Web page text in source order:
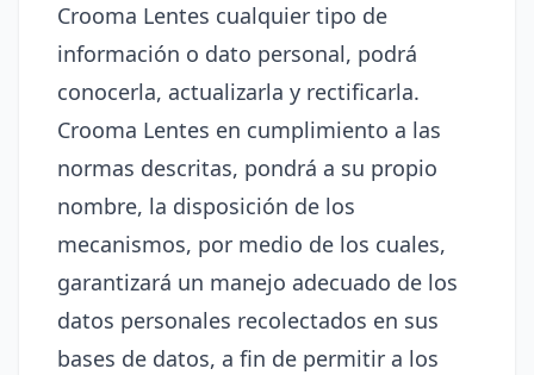
Crooma Lentes cualquier tipo de
información o dato personal, podrá
conocerla, actualizarla y rectificarla.
Crooma Lentes en cumplimiento a las
normas descritas, pondrá a su propio
nombre, la disposición de los
mecanismos, por medio de los cuales,
garantizará un manejo adecuado de los
datos personales recolectados en sus
bases de datos, a fin de permitir a los